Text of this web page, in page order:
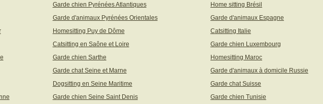
Garde chien Pyrénées Atlantiques
Home sitting Brésil
Garde d'animaux Pyrénées Orientales
Garde d'animaux Espagne
Homesitting Puy de Dôme
Catsitting Italie
Catsitting en Saône et Loire
Garde chien Luxembourg
Garde chien Sarthe
Homesitting Maroc
Garde chat Seine et Marne
Garde d'animaux à domicile Russie
Dogsitting en Seine Maritime
Garde chat Suisse
Garde chien Seine Saint Denis
Garde chien Tunisie